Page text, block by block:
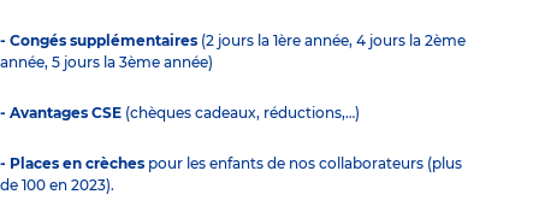
- Congés supplémentaires (2 jours la 1ère année, 4 jours la 2ème
année, 5 jours la 3ème année)
- Avantages CSE (chèques cadeaux, réductions,…)
- Places en crèches pour les enfants de nos collaborateurs (plus
de 100 en 2023).